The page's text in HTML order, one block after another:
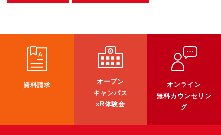
ブログ
アクセスマップ
資料請求
オープン
キャンパス
xR体験会
オンライン
無料カウンセリン
グ